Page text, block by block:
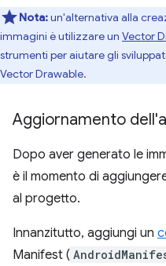
Nota:un'alternativa alla
immagini è utilizzare un Vector
strumenti per aiutare gli
Vector Drawable.
Aggiornamento
Dopo aver generato le
è il momento di
al progetto.
Innanzitutto, aggiungi un
Manifest (